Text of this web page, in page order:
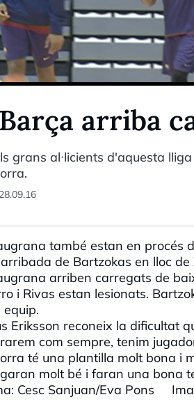
arriba
grans al·licients d'aquesta
28.09.16
també estan en procés
de Bartzokas en lloc
arriben carregats de
i Rivas estan lesionats.
equip.
Eriksson reconeix la dificultat
com sempre, tenim
té una plantilla molt bona i
molt bé i faran una bona
Cesc Sanjuan/Eva Pons